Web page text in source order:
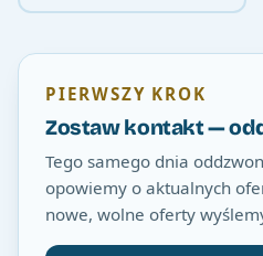
PIERWSZY KROK
Zostaw kontakt —
Tego samego dnia
opowiemy o aktualnych
nowe, wolne oferty